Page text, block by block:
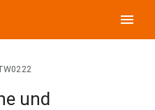
menu
und